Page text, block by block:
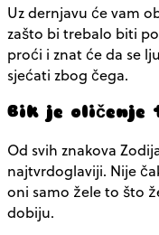
Uz dernjavu će vam
zašto bi trebalo biti
proći i znat će da se
sjećati zbog čega.
Bik je
Od svih znakova
najtvrdoglaviji. Nije
oni samo žele to što
dobiju.